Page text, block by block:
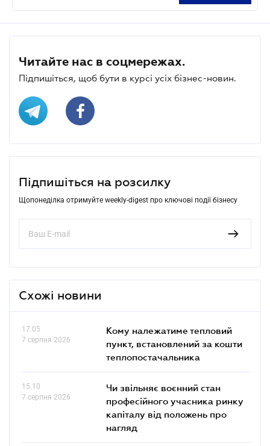
Читайте нас в соцмережах.
Підпишіться, щоб бути в курсі усіх бізнес-новин.
Підпишіться на розсилку
Щопонеділка отримуйте weekly-digest про ключові події бізнесу
Схожі новини
17.05
7 серпня 2026
Кому належатиме тепловий
пункт, встановлений за кошти
теплопостачальника
15.10
7 серпня 2026
Чи звільняє воєнний стан
професійного учасника ринку
капіталу від положень про
нагляд